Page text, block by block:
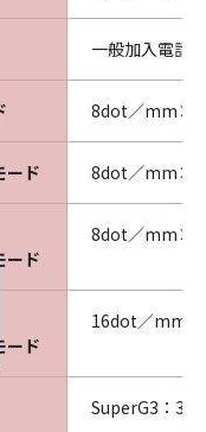
一般加入電話
8dot／
ード 8dot／
ード
8dot／
ード
16dot／
SuperG3：